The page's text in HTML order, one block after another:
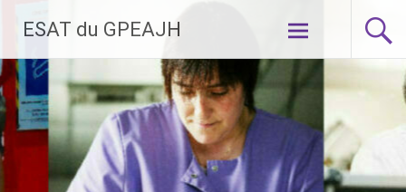
contenu
principal
ESAT du GPEAJH